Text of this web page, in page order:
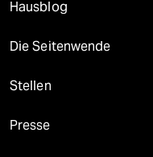
Hausblog
Die Seitenwende
Stellen
Presse